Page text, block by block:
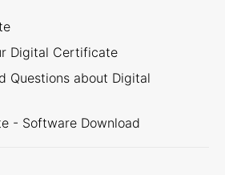
Digital Certificate
Questions about Digital
- Software Download